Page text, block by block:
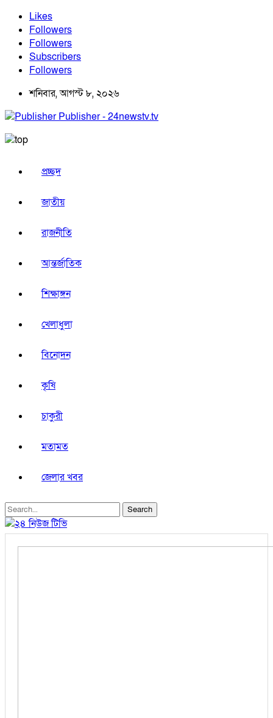
Likes
Followers
Followers
Subscribers
Followers
শনিবার, আগস্ট ৮, ২০২৬
Publisher - 24newstv.tv
প্রচ্ছদ
জাতীয়
রাজনীতি
আন্তর্জাতিক
শিক্ষাঙ্গন
খেলাধুলা
বিনোদন
কৃষি
চাকুরী
মতামত
জেলার খবর